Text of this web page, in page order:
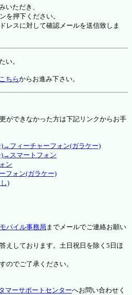
いただき、
を押下ください。
レスに対して確認メールを送信致しま
い。
こちらからお進み下さい。
ができなかった方は下記リンクからお手
フィーチャーフォン(ガラケー)
)→スマートフォン
ン
フォン(ガラケー)
)
モバイル事務局 までメールでご連絡お願い
えしております。土日祝日を除く5日ほ
のでご了承ください。
マーサポートセンターへお問い合わせく